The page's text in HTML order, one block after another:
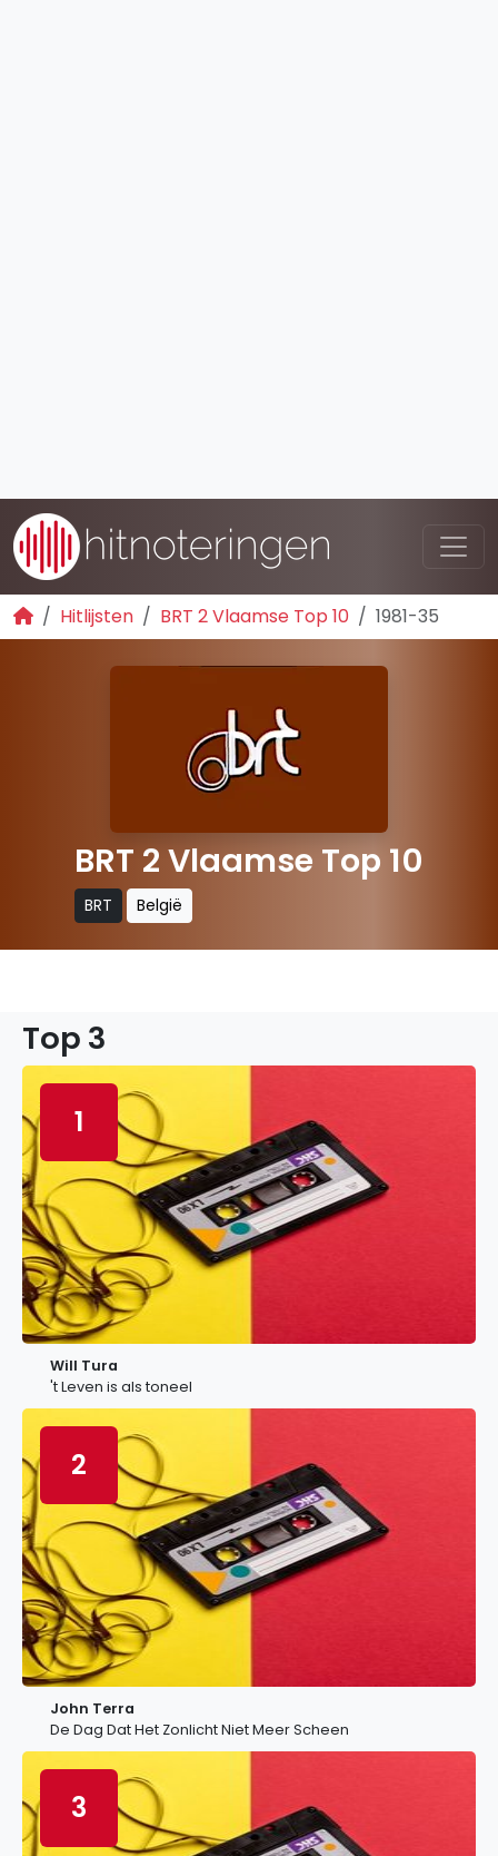
Hitlijsten BRT 2 Vlaamse Top 10 1981-35
BRT 2 Vlaamse Top 10
BRT België
Top 3
1
Will Tura
't Leven is als toneel
2
John Terra
De Dag Dat Het Zonlicht Niet Meer Scheen
3